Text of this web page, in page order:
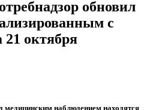
обновил
с
21 октября
медицинским наблюдением находятся